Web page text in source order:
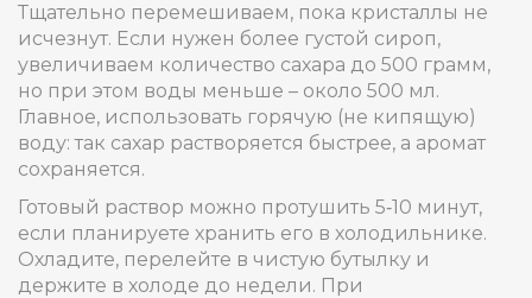
Тщательно перемешиваем, пока кристаллы не
исчезнут. Если нужен более густой сироп,
увеличиваем количество сахара до 500 грамм,
но при этом воды меньше – около 500 мл.
Главное, использовать горячую (не кипящую)
воду: так сахар растворяется быстрее, а аромат
сохраняется.
Готовый раствор можно протушить 5‑10 минут,
если планируете хранить его в холодильнике.
Охладите, перелейте в чистую бутылку и
держите в холоде до недели. При